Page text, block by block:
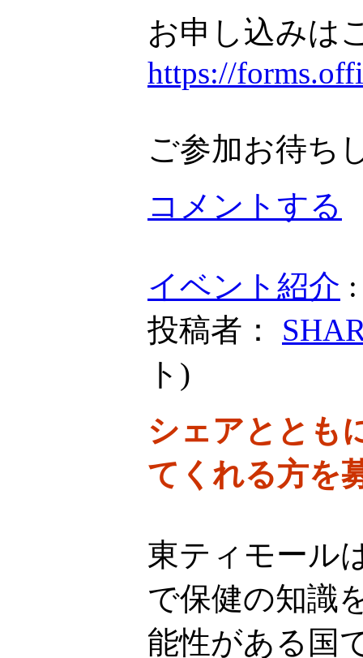
お申し込みは
https://
ご参加お待ち
コメントする
イベント紹介
投稿者：
ト )
シェアととも
てくれる方を
東ティモール
で保健の知識
能性がある国